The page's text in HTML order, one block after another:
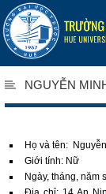
NGUYỄN
Họ và tên:
Giới tính: Nữ
Ngày, tháng, năm